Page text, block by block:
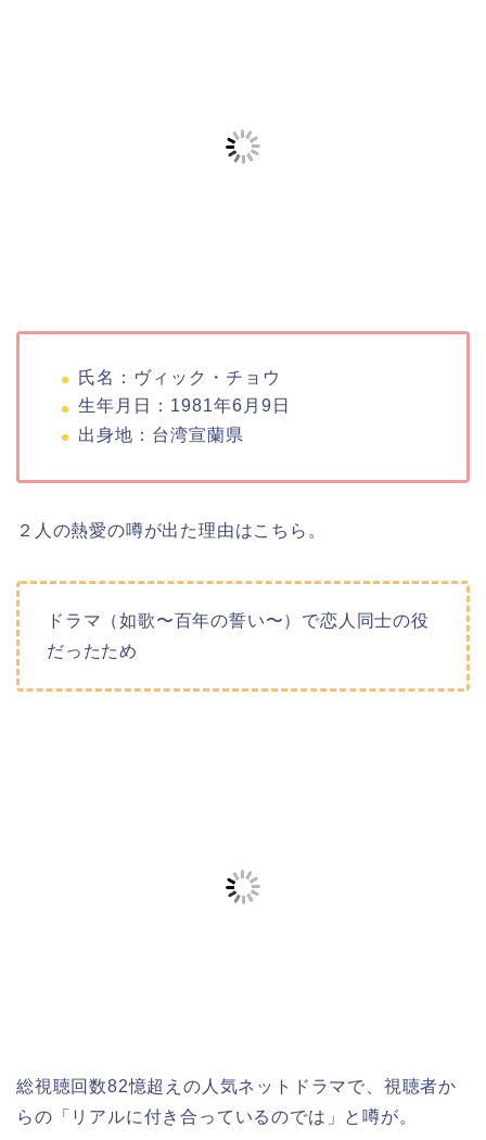
氏名：ヴィック・チョウ
生年月日：1981年6月9日
出身地：台湾宣蘭県
２人の熱愛の噂が出た理由はこちら。
ドラマ（如歌〜百年の誓い〜）で恋人同士の役
だったため
総視聴回数82憶超えの人気ネットドラマで、視聴者か
らの「リアルに付き合っているのでは」と噂が。